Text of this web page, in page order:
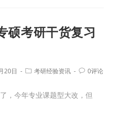
硕考研干货复习
20日 考研经验资讯 0评论
，今年专业课题型大改，但